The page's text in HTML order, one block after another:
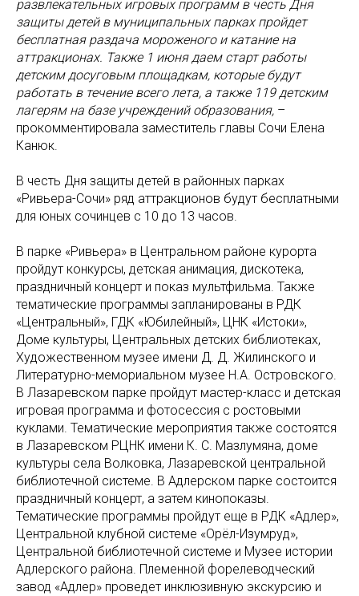
развлекательных игровых программ в честь Дня
защиты детей в муниципальных парках пройдет
бесплатная раздача мороженого и катание на
аттракционах. Также 1 июня даем старт работы
детским досуговым площадкам, которые будут
работать в течение всего лета, а также 119 детским
лагерям на базе учреждений образования, –
прокомментировала заместитель главы Сочи Елена
Канюк.
В честь Дня защиты детей в районных парках
«Ривьера-Сочи» ряд аттракционов будут бесплатными
для юных сочинцев с 10 до 13 часов.
В парке «Ривьера» в Центральном районе курорта
пройдут конкурсы, детская анимация, дискотека,
праздничный концерт и показ мультфильма. Также
тематические программы запланированы в РДК
«Центральный», ГДК «Юбилейный», ЦНК «Истоки»,
Доме культуры, Центральных детских библиотеках,
Художественном музее имени Д. Д. Жилинского и
Литературно-мемориальном музее Н.А. Островского.
В Лазаревском парке пройдут мастер-класс и детская
игровая программа и фотосессия с ростовыми
куклами. Тематические мероприятия также состоятся
в Лазаревском РЦНК имени К. С. Мазлумяна, доме
культуры села Волковка, Лазаревской центральной
библиотечной системе. В Адлерском парке состоится
праздничный концерт, а затем кинопоказы.
Тематические программы пройдут еще в РДК «Адлер»,
Центральной клубной системе «Орёл-Изумруд»,
Центральной библиотечной системе и Музее истории
Адлерского района. Племенной форелеводческий
завод «Адлер» проведет инклюзивную экскурсию и